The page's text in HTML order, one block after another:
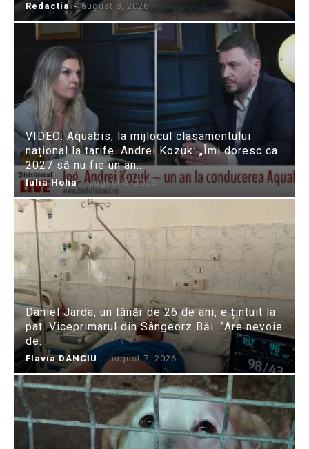
Redactia - august 8, 2026
VIDEO: Aquabis, la mijlocul clasamentului
național la tarife. Andrei Kozuk: „Îmi doresc ca
2027 să nu fie un an...
Iulia Hoha - august 8, 2026
Daniel Jarda, un tânăr de 26 de ani, e țintuit la
pat. Viceprimarul din Sângeorz Băi: ”Are nevoie
de...
Flavia DANCIU - august 7, 2026